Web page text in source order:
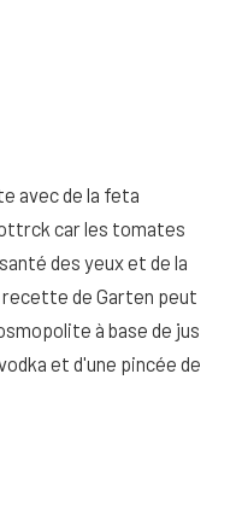
avec de la feta
car les tomates
des yeux et de la
de Garten peut
à base de jus
et d'une pincée de